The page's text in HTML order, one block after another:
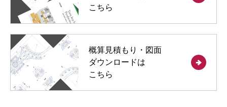
こちら
概算見積もり・図面
ダウンロードは
こちら